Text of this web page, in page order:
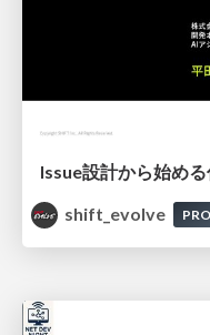
shift_evolve
PRO